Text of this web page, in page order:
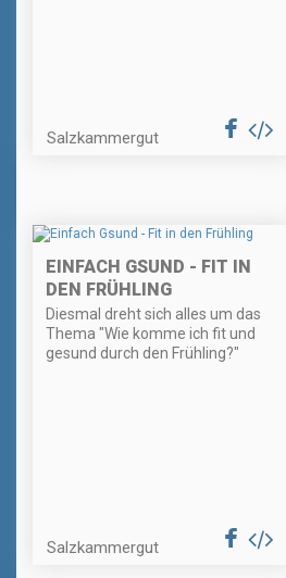
Salzkammergut
EINFACH GSUND - FIT IN
DEN FRÜHLING
Diesmal dreht sich alles um das
Thema "Wie komme ich fit und
gesund durch den Frühling?"
Salzkammergut